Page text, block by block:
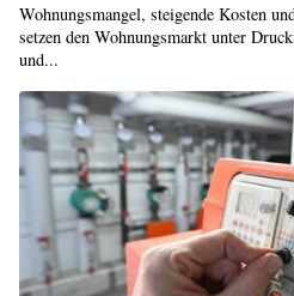
Wohnungsmangel, steigende Kosten
setzen den Wohnungsmarkt unter
und...